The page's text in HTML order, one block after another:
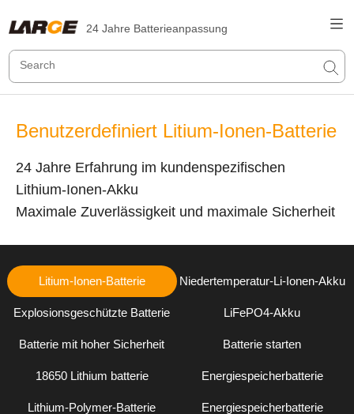
24 Jahre Batterieanpassung
Benutzerdefiniert Litium-Ionen-Batterie
24 Jahre Erfahrung im kundenspezifischen
Lithium-Ionen-Akku
Maximale Zuverlässigkeit und maximale Sicherheit
Litium-Ionen-Batterie Niedertemperatur-Li-Ionen-Akku
Explosionsgeschützte Batterie LiFePO4-Akku
Batterie mit hoher Sicherheit Batterie starten
18650 Lithium batterie Energiespeicherbatterie
Lithium-Polymer-Batterie Energiespeicherbatterie